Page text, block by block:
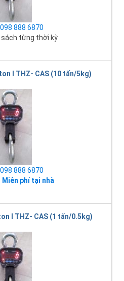
098 888 6870
sách từng thời kỳ
I THZ- CAS (10 tấn/5kg)
098 888 6870
Miễn phí tại nhà
I THZ- CAS (1 tấn/0.5kg)